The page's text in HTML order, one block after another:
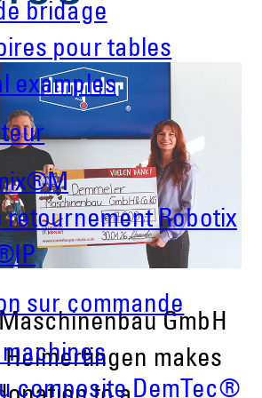
bridage
pour tables
examples
retournement Robotix
sur commande
composite DemTec®
GmbH
Heimertingen makes